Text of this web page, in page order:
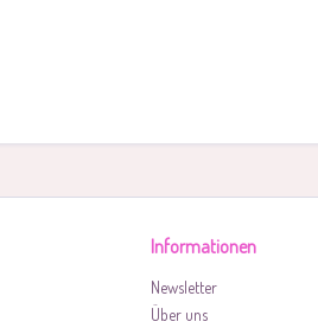
Informationen
Newsletter
Über uns